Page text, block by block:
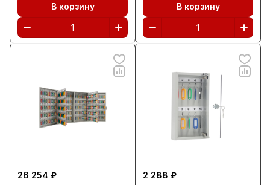
В корзину В корзину
26 254 ₽
2 288 ₽